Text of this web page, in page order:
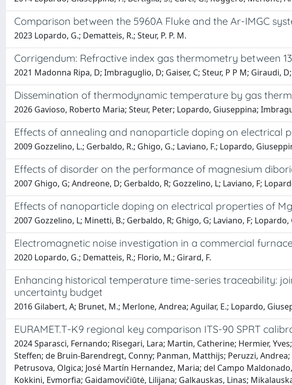
Comparison between the 5960A Fluke and the Ar-IMGC
2023 Lopardo, G.; Dematteis, R.; Steur, P. P. M.
Corrigendum: Refractive index gas thermometry between
2021 Madonna Ripa, D; Imbraguglio, D; Gaiser, C; Steur, P P M; Giraudi,
Dissemination of thermodynamic temperature by gas
2026 Gavioso, Roberto Maria; Steur, Peter; Lopardo, Giuseppina;
Effects of annealing and nanoparticle doping on electrical
2009 Gozzelino, L.; Gerbaldo, R.; Ghigo, G.; Laviano, F.; Lopardo,
Effects of disorder on the performance of magnesium
2007 Ghigo, G; Andreone, D; Gerbaldo, R; Gozzelino, L; Laviano, F;
Effects of nanoparticle doping on electrical properties of
2007 Gozzelino, L; Minetti, B.; Gerbaldo, R; Ghigo, G; Laviano, F;
Electromagnetic noise investigation in a commercial
2020 Lopardo, G.; Dematteis, R.; Florio, M.; Girard, F.
Enhancing historical temperature time-series traceability:
uncertainty budget
2016 Gilabert, A; Brunet, M.; Merlone, Andrea; Aguilar, E.; Lopardo,
EURAMET.T-K9 regional key comparison ITS-90 SPRT
2024 Sparasci, Fernando; Risegari, Lara; Martin, Catherine; Hermier,
Steffen; de Bruin-Barendregt, Conny; Panman, Matthijs; Peruzzi,
Petrusova, Olgica; José Martín Hernandez, Maria; del Campo
Kokkini, Evmorfia; Gaidamovičiūtė, Lilijana; Galkauskas, Linas;